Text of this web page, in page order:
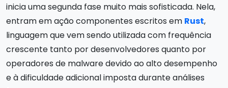
inicia uma segunda fase muito mais sofisticada. Nela,
entram em ação componentes escritos em Rust,
linguagem que vem sendo utilizada com frequência
crescente tanto por desenvolvedores quanto por
operadores de malware devido ao alto desempenho
e à dificuldade adicional imposta durante análises